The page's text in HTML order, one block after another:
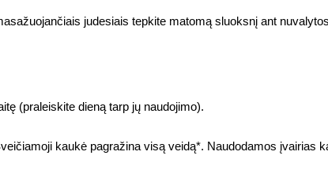
judesiais tepkite matomą sluoksnį ant
(praleiskite dieną tarp jų naudojimo).
kaukė pagražina visą veidą*. Naudodamos įvairias